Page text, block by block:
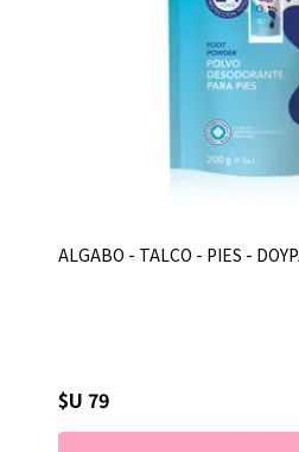
ALGABO - TALCO - PIES -
$U 79